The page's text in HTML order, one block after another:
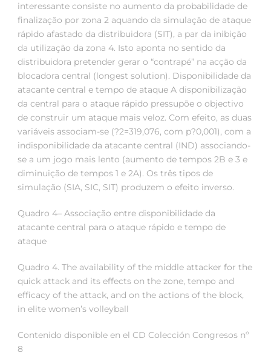
interessante consiste no aumento da probabilidade de
finalização por zona 2 aquando da simulação de ataque
rápido afastado da distribuidora (SIT), a par da inibição
da utilização da zona 4. Isto aponta no sentido da
distribuidora pretender gerar o “contrapé” na acção da
blocadora central (longest solution). Disponibilidade da
atacante central e tempo de ataque A disponibilização
da central para o ataque rápido pressupõe o objectivo
de construir um ataque mais veloz. Com efeito, as duas
variáveis associam-se (?2=319,076, com p?0,001), com a
indisponibilidade da atacante central (IND) associando-
se a um jogo mais lento (aumento de tempos 2B e 3 e
diminuição de tempos 1 e 2A). Os três tipos de
simulação (SIA, SIC, SIT) produzem o efeito inverso.
Quadro 4– Associação entre disponibilidade da
atacante central para o ataque rápido e tempo de
ataque
Quadro 4. The availability of the middle attacker for the
quick attack and its effects on the zone, tempo and
efficacy of the attack, and on the actions of the block,
in elite women’s volleyball
Contenido disponible en el CD Colección Congresos nº
8